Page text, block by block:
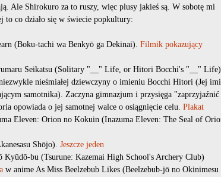
Ale Shirokuro za to ruszy, więc plusy jakieś są. W sobotę mi
to co działo się w świecie popkultury:
(Boku-tachi wa Benkyō ga Dekinai). Filmik pokazujący
Seikatsu (Solitary "__" Life, or Hitori Bocchi's "__" Life)
nieśmiałej dziewczyny o imieniu Bocchi Hitori (Jej
samotnika). Zaczyna gimnazjum i przysięga "zaprzyjaźnić
opowiada o jej samotnej walce o osiągnięcie celu. Plakat
Eleven: Orion no Kokuin (Inazuma Eleven: The Seal of
Shōjo). Jeszcze jeden
Kyūdō-bu (Tsurune: Kazemai High School's Archery Club)
w anime As Miss Beelzebub Likes (Beelzebub-jō no Okinimesu